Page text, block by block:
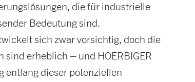
die für industrielle
Bedeutung sind.
sich zwar vorsichtig, doch die
sind erheblich – und HOERBIGER
entlang dieser potenziellen